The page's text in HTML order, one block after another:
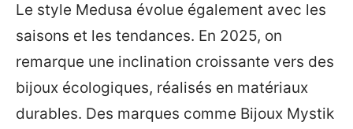
Le style Medusa évolue également avec les
saisons et les tendances. En 2025, on
remarque une inclination croissante vers des
bijoux écologiques, réalisés en matériaux
durables. Des marques comme Bijoux Mystik